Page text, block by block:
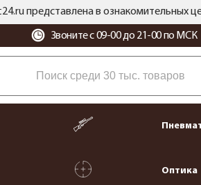
представлена в
Звоните с 09-00 до 21-00 по МСК
Оптика